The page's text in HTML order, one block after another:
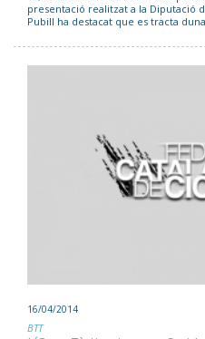
presentació realitzat a la Diputació
Pubill ha destacat que es tracta
16/04/2014
BTT